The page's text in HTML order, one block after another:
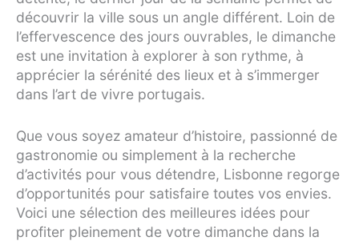
découvrir la ville sous un angle différent. Loin de
l’effervescence des jours ouvrables, le dimanche
est une invitation à explorer à son rythme, à
apprécier la sérénité des lieux et à s’immerger
dans l’art de vivre portugais.
Que vous soyez amateur d’histoire, passionné de
gastronomie ou simplement à la recherche
d’activités pour vous détendre, Lisbonne regorge
d’opportunités pour satisfaire toutes vos envies.
Voici une sélection des meilleures idées pour
profiter pleinement de votre dimanche dans la